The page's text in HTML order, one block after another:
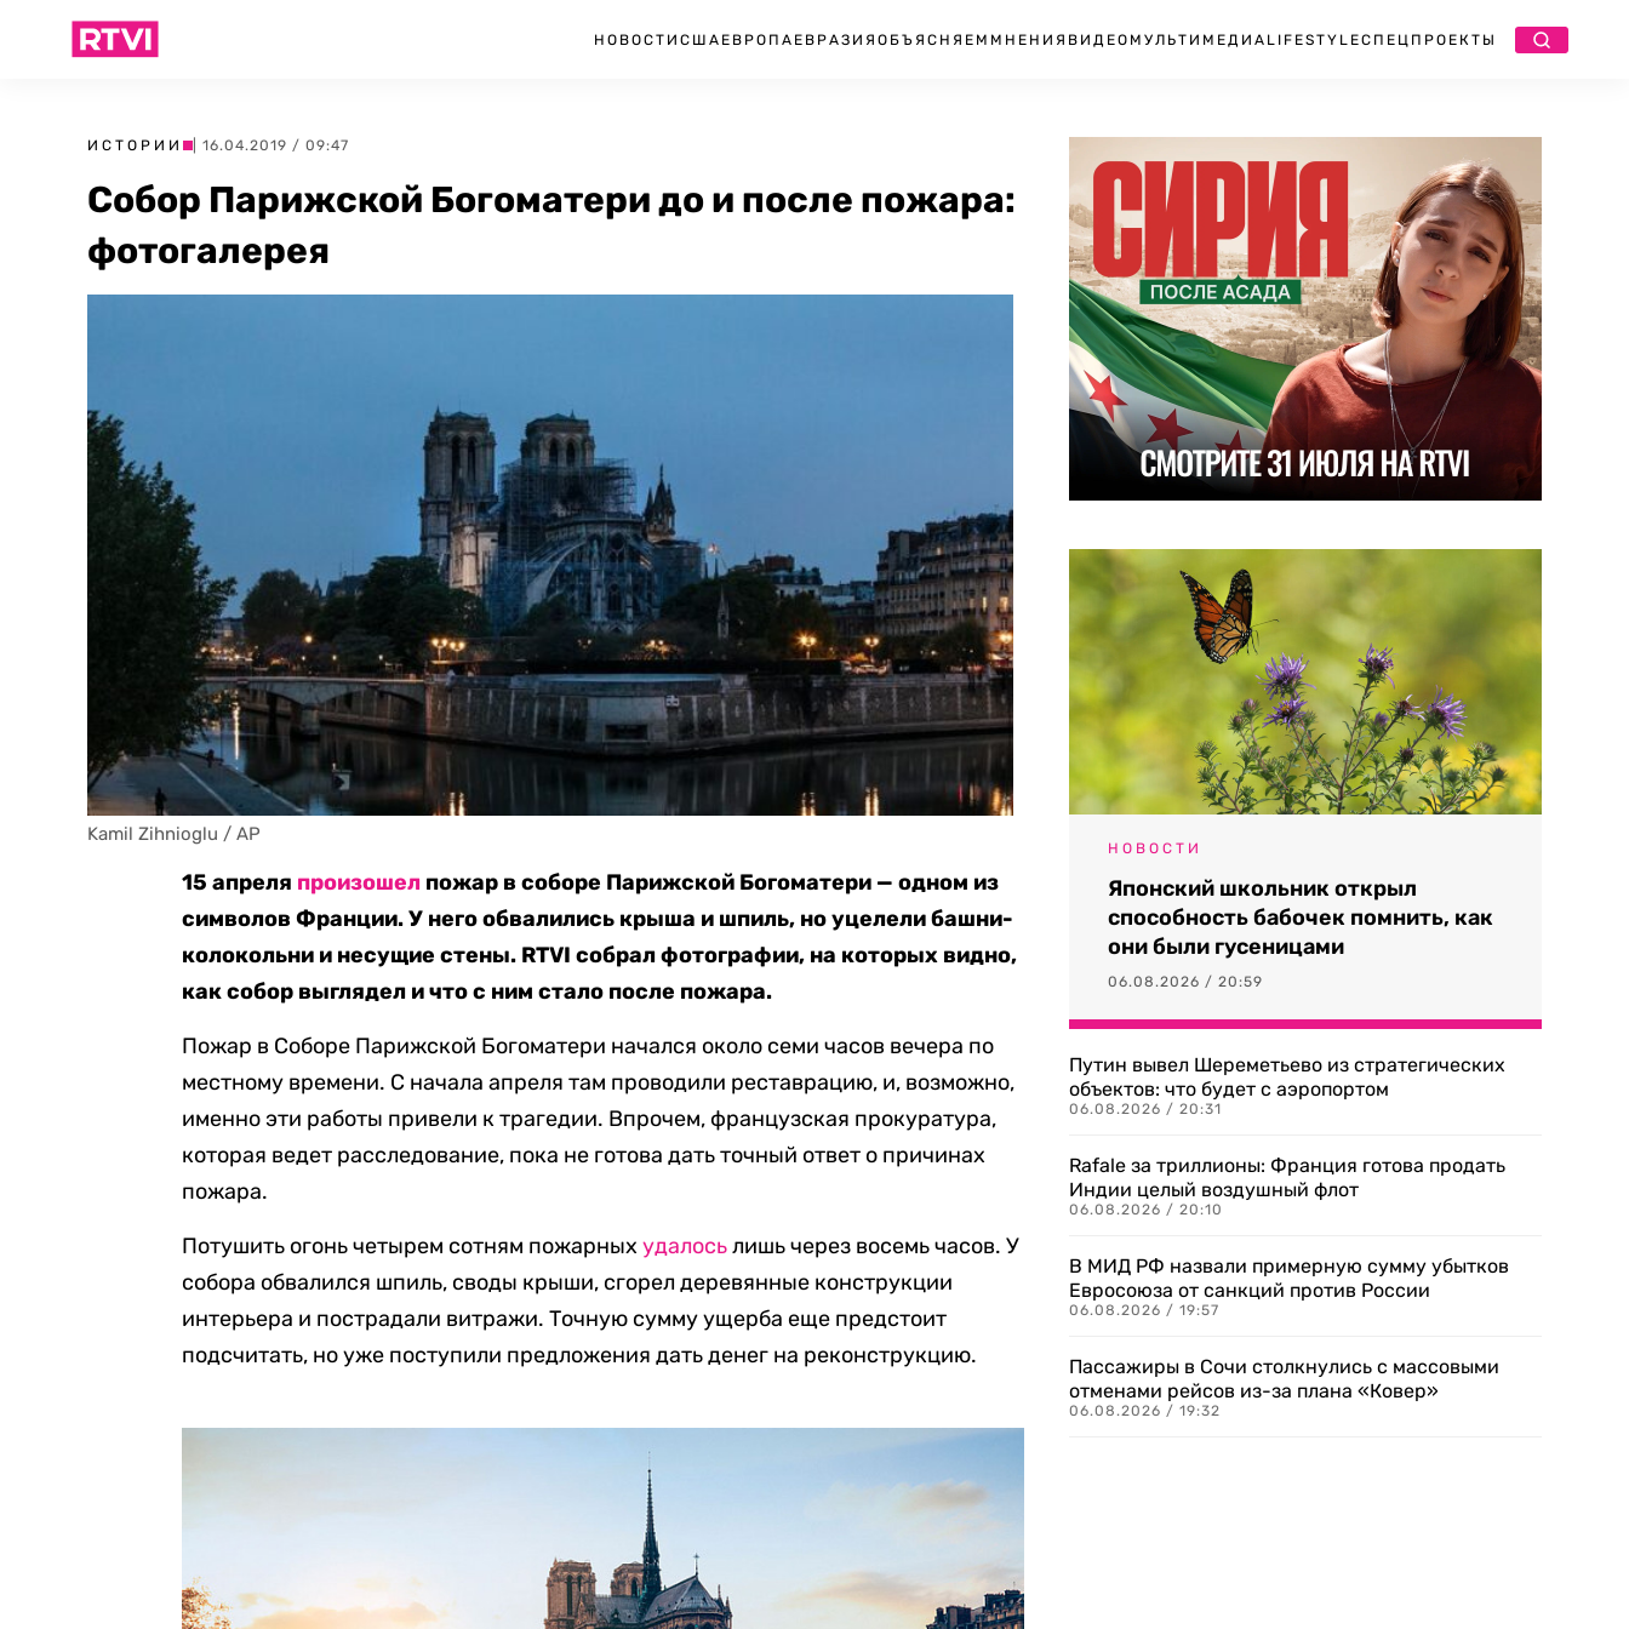
НОВОСТИ США ЕВРОПА ЕВРАЗИЯ ОБЪЯСНЯЕМ МНЕНИЯ ВИДЕО МУЛЬТИМЕДИА LIFESTYLEСПЕЦПРОЕКТЫ
ИСТОРИИ | 16.04.2019 / 09:47
Собор Парижской Богоматери до и после пожара:
фотогалерея
Kamil Zihnioglu / AP
15 апреля произошел пожар в соборе Парижской Богоматери — одном из
символов Франции. У него обвалились крыша и шпиль, но уцелели башни-
колокольни и несущие стены. RTVI собрал фотографии, на которых видно,
как собор выглядел и что с ним стало после пожара.
Пожар в Соборе Парижской Богоматери начался около семи часов вечера по
местному времени. С начала апреля там проводили реставрацию, и, возможно,
именно эти работы привели к трагедии. Впрочем, французская прокуратура,
которая ведет расследование, пока не готова дать точный ответ о причинах
пожара.
Потушить огонь четырем сотням пожарных удалосьлишь через восемь часов. У
собора обвалился шпиль, своды крыши, сгорел деревянные конструкции
интерьера и пострадали витражи. Точную сумму ущерба еще предстоит
подсчитать, но уже поступили предложения дать денег на реконструкцию.
НОВОСТИ
Японский школьник открыл
способность бабочек помнить, как
они были гусеницами
06.08.2026 / 20:59
Путин вывел Шереметьево из стратегических
объектов: что будет с аэропортом
06.08.2026 / 20:31
Rafale за триллионы: Франция готова продать
Индии целый воздушный флот
06.08.2026 / 20:10
В МИД РФ назвали примерную сумму убытков
Евросоюза от санкций против России
06.08.2026 / 19:57
Пассажиры в Сочи столкнулись с массовыми
отменами рейсов из-за плана «Ковер»
06.08.2026 / 19:32